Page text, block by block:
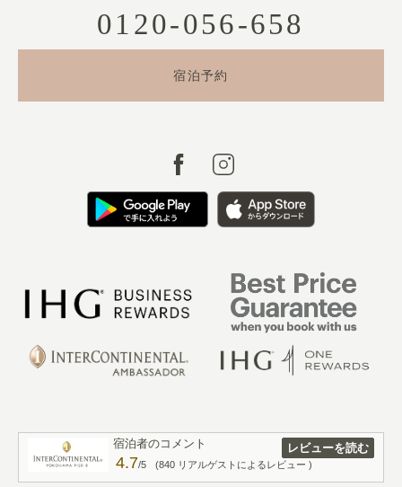
0120-056-658
宿泊予約
宿泊者のコメント
4.7/5 (840 リアルゲストによるレビュー )
レビューを読む